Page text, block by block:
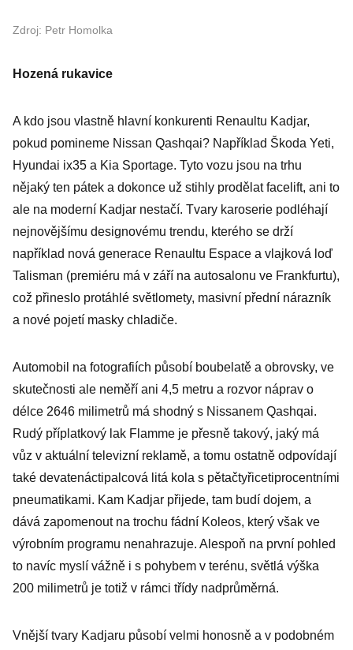
Zdroj: Petr Homolka
Hozená rukavice
A kdo jsou vlastně hlavní konkurenti Renaultu Kadjar,
pokud pomineme Nissan Qashqai? Například Škoda Yeti,
Hyundai ix35 a Kia Sportage. Tyto vozu jsou na trhu
nějaký ten pátek a dokonce už stihly prodělat facelift, ani to
ale na moderní Kadjar nestačí. Tvary karoserie podléhají
nejnovějšímu designovému trendu, kterého se drží
například nová generace Renaultu Espace a vlajková loď
Talisman (premiéru má v září na autosalonu ve Frankfurtu),
což přineslo protáhlé světlomety, masivní přední nárazník
a nové pojetí masky chladiče.
Automobil na fotografiích působí boubelatě a obrovsky, ve
skutečnosti ale neměří ani 4,5 metru a rozvor náprav o
délce 2646 milimetrů má shodný s Nissanem Qashqai.
Rudý příplatkový lak Flamme je přesně takový, jaký má
vůz v aktuální televizní reklamě, a tomu ostatně odpovídají
také devatenáctipalcová litá kola s pětačtyřicetiprocentními
pneumatikami. Kam Kadjar přijede, tam budí dojem, a
dává zapomenout na trochu fádní Koleos, který však ve
výrobním programu nenahrazuje. Alespoň na první pohled
to navíc myslí vážně i s pohybem v terénu, světlá výška
200 milimetrů je totiž v rámci třídy nadprůměrná.
Vnější tvary Kadjaru působí velmi honosně a v podobném